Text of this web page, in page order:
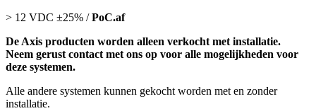
> 12 VDC ±25% /PoC.af
De Axis producten worden alleen verkocht met installatie.
Neem gerust contact met ons op voor alle mogelijkheden voor
deze systemen.
Alle andere systemen kunnen gekocht worden met en zonder
installatie.